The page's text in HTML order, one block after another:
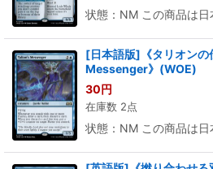
状態：NM この商品は日
[日本語版]《タリオン
Messenger》(WOE)
30円
在庫数 2点
状態：NM この商品は日